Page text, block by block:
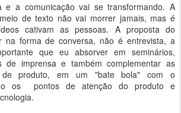
e a comunicação vai se transformando. A
de texto não vai morrer jamais, mas é
cativam as pessoas. A proposta do
na forma de conversa, não é entrevista, a
que eu absorver em seminários,
de imprensa e também complementar as
de produto, em um "bate bola" com o
os pontos de atenção do produto e